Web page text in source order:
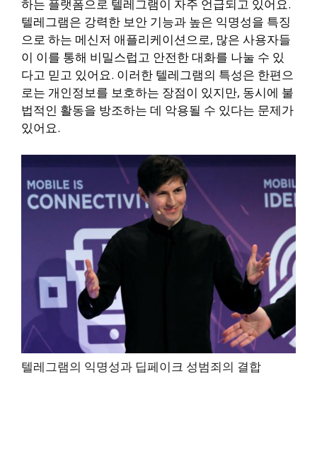
하는 플랫폼으로 텔레그램이 자주 언급되고 있어요.
텔레그램은 강력한 보안 기능과 높은 익명성을 특징
으로 하는 메신저 애플리케이션으로, 많은 사용자들
이 이를 통해 비밀스럽고 안전한 대화를 나눌 수 있
다고 믿고 있어요. 이러한 텔레그램의 특성은 한편으
로는 개인정보를 보호하는 장점이 있지만, 동시에 불
법적인 활동을 방조하는 데 악용될 수 있다는 문제가
있어요.
텔레그램의 익명성과 딥페이크 성범죄의 결합